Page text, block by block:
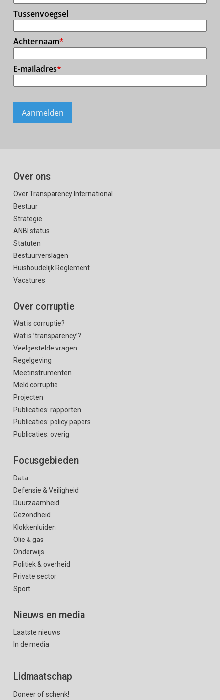
Over ons
Over Transparency International
Bestuur
Strategie
ANBI status
Statuten
Bestuurverslagen
Huishoudelijk Reglement
Vacatures
Over corruptie
Wat is corruptie?
Wat is ’transparency’?
Veelgestelde vragen
Regelgeving
Meetinstrumenten
Meld corruptie
Projecten
Publicaties: rapporten
Publicaties: policy papers
Publicaties: overig
Focusgebieden
Data
Defensie & Veiligheid
Duurzaamheid
Gezondheid
Klokkenluiden
Olie & gas
Onderwijs
Politiek & overheid
Private sector
Sport
Nieuws en media
Laatste nieuws
In de media
Lidmaatschap
Doneer of schenk!